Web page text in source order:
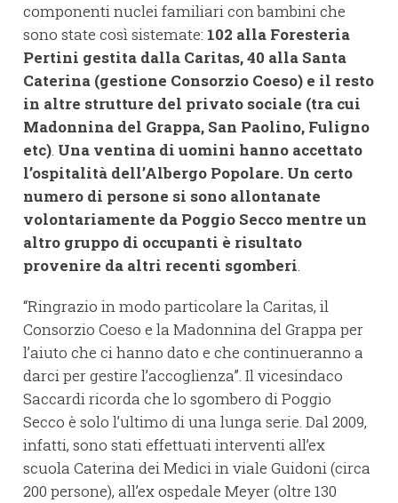
componenti nuclei familiari con bambini che
sono state così sistemate: 102 alla Foresteria
Pertini gestita dalla Caritas, 40 alla Santa
Caterina (gestione Consorzio Coeso) e il resto
in altre strutture del privato sociale (tra cui
Madonnina del Grappa, San Paolino, Fuligno
etc). Una ventina di uomini hanno accettato
l’ospitalità dell’Albergo Popolare. Un certo
numero di persone si sono allontanate
volontariamente da Poggio Secco mentre un
altro gruppo di occupanti è risultato
provenire da altri recenti sgomberi.
“Ringrazio in modo particolare la Caritas, il
Consorzio Coeso e la Madonnina del Grappa per
l’aiuto che ci hanno dato e che continueranno a
darci per gestire l’accoglienza”. Il vicesindaco
Saccardi ricorda che lo sgombero di Poggio
Secco è solo l’ultimo di una lunga serie. Dal 2009,
infatti, sono stati effettuati interventi all’ex
scuola Caterina dei Medici in viale Guidoni (circa
200 persone), all’ex ospedale Meyer (oltre 130